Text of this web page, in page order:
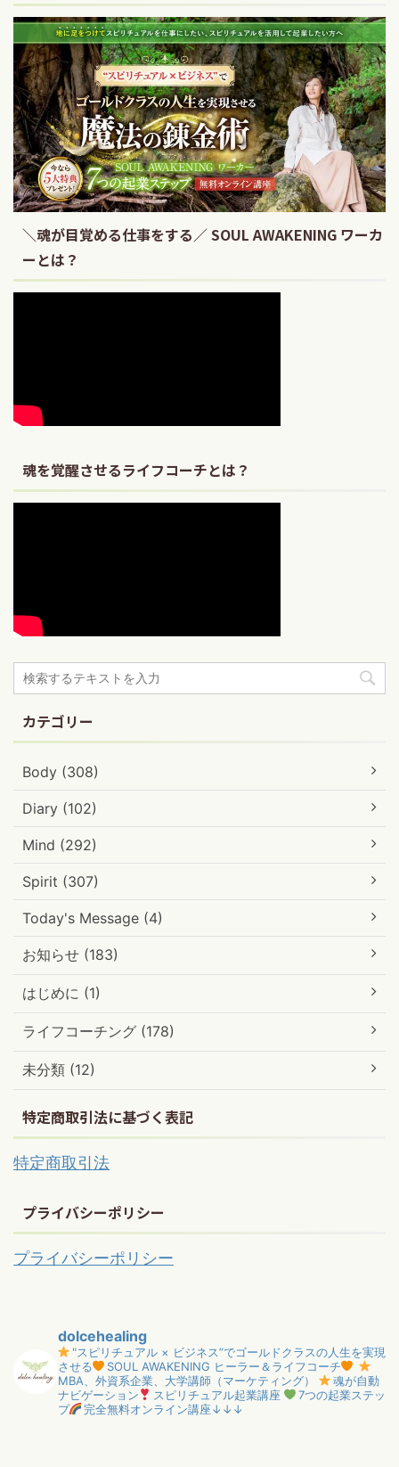
＼魂が目覚める仕事をする／ SOUL AWAKENING ワーカ
ーとは？
魂を覚醒させるライフコーチとは？
カテゴリー
Body (308)
Diary (102)
Mind (292)
Spirit (307)
Today's Message (4)
お知らせ (183)
はじめに (1)
ライフコーチング (178)
未分類 (12)
特定商取引法に基づく表記
特定商取引法
プライバシーポリシー
プライバシーポリシー
dolcehealing
"スピリチュアル × ビジネス”でゴールドクラスの人生を実現
させる
SOUL AWAKENING ヒーラー＆ライフコーチ
MBA、外資系企業、大学講師（マーケティング）
魂が自動
ナビゲーション
スピリチュアル起業講座
7つの起業ステッ
プ
完全無料オンライン講座↓↓↓